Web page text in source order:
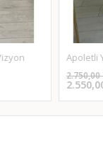
Apoletli Yazlık Trenç
2.550,00 TL